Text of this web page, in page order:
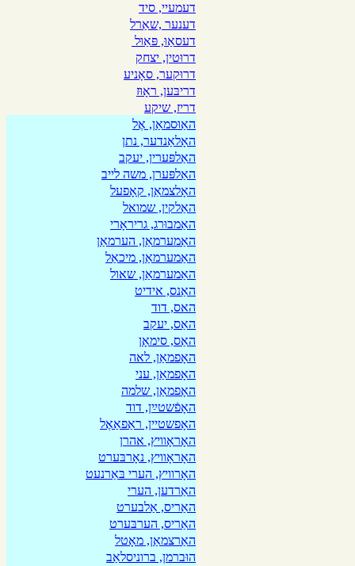
דעמעיי, סיד
דענער ,שאַרל
דעסאַוּ, פּאַוּל
דרוּטין, יצחק
דרוּקער, סאָניע
דריבּען, ראָוּז
דריז, שיקע
האַוּסמאַן, אֶל
האָלאַנדער, נתן
האַלפּערין, יעקב
האַלפּערן, משה לייב
האָלצמאַן, קאָפעל
האַלקין, שמואל
האַמבוּרג, גריראָרי
האַמערמאַן, הערמאַן
האַמערמאַן, מיכאַל
האַמערמאַן, שאול
האַנס, אידיט
האס, דוד
האַס, יעקב
האַס, סימאָן
האָפמאַן, לאה
האָפמאַן, עני
האָפמאַן, שלמה
האָפֿשטײַן, דוד
האָפשטיין, ראַפאַאֶל
האָראָוויץ, אהרן
האָראָוויץ, נאָרבּערט
האָרוויץ, הערי בּאַרנעט
האַרדען, הערי
האַריס, אַלבערט
האַריס, הערבּערט
האַרצמאַן, מאָטל
הוּברמן, ברוניסלאַב